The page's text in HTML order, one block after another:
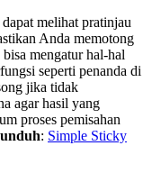
melihat pratinjau
Anda memotong
mengatur hal-hal
seperti penanda di
jika tidak
agar hasil yang
proses pemisahan
: Simple Sticky